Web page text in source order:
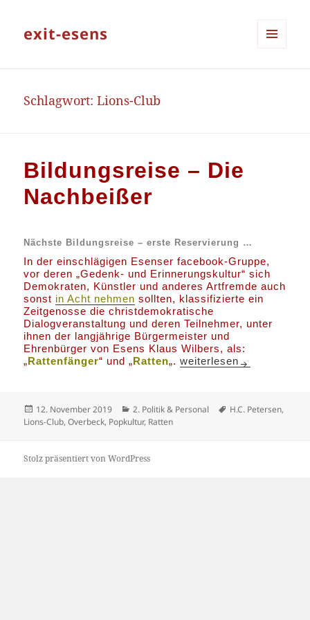
exit-esens
Schlagwort:Lions-Club
Bildungsreise – Die
Nachbeißer
Nächste Bildungsreise – erste Reservierung …
In der einschlägigen Esenser facebook-Gruppe,
vor deren „Gedenk- und Erinnerungskultur“ sich
Demokraten, Künstler und anderes Artfremde auch
sonst in Acht nehmen sollten, klassifizierte ein
Zeitgenosse die christdemokratische
Dialogveranstaltung und deren Teilnehmer, unter
ihnen der langjährige Bürgermeister und
Ehrenbürger von Esens Klaus Wilbers, als:
„Rattenfänger“ und „Ratten„.Bildungsreise nach
weiterlesen
Veröffentlicht
am
12. November 2019 Kategorien
2. Politik & Personal Schlagwörter
H.C. Petersen,
Lions-Club,Overbeck, Popkultur, Ratten
Stolz präsentiert von WordPress